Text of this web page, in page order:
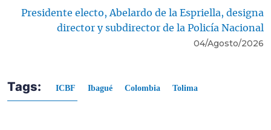
Presidente electo, Abelardo de la Espriella, designa
director y subdirector de la Policía Nacional
04/Agosto/2026
Tags: ICBF Ibagué Colombia Tolima